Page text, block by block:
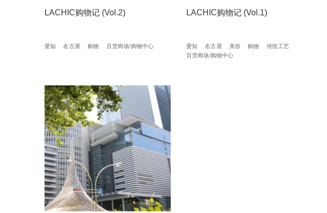
LACHIC购物记 (Vol.2)
爱知 名古屋 购物 百货商场/购物中心
LACHIC购物记 (Vol.1)
爱知 名古屋 美容 购物
传统工艺
百货商场/购物中心